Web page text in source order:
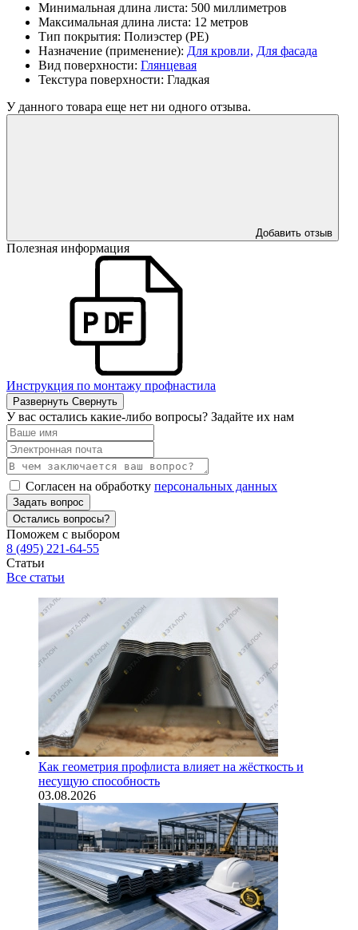
Минимальная длина листа: 500 миллиметров
Максимальная длина листа: 12 метров
Тип покрытия: Полиэстер (PE)
Назначение (применение): Для кровли, Для фасада
Вид поверхности: Глянцевая
Текстура поверхности: Гладкая
У данного товара еще нет ни одного отзыва.
Добавить отзыв
Полезная информация
Инструкция по монтажу профнастила
Развернуть Свернуть
У вас остались какие-либо вопросы? Задайте их нам
Согласен на обработку персональных данных
Задать вопрос
Остались вопросы?
Поможем с выбором
8 (495) 221-64-55
Статьи
Все статьи
Как геометрия профлиста влияет на жёсткость и
несущую способность
03.08.2026